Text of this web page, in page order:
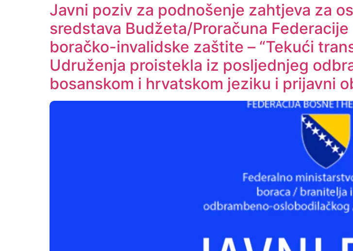
Javni poziv za podnošenje zahtjeva za
sredstava Budžeta/Proračuna
boračko-invalidske zaštite – “Tekući
Udruženja proistekla iz posljednjeg
bosanskom i hrvatskom jeziku i prijavni